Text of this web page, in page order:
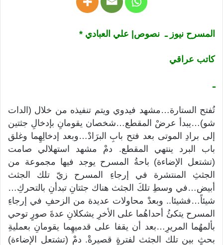
المسرح نيوز ـ نصوص| علي العبادي *
كاتب عراقي
ـ
تُفتح الستارة…مشهد فيدوي ويتم تنفيذه من خلال (الدات
شو)…يبدأ عرضْ المقطع…شخصان يقومانِ بإدخالِ جثتين
إلى برادِ الموتى بعد فتح بابِ البرَادْ…وبعد إدخالِهِما وغلق
باب البرد ينتهي المقطع. دمْ مشهد استهلالي صامت
(تشتعل الإضاءة) باحةُ المسرح يوجد فيها مجموعة من
الجثثِ المنتشرة في إرجاءِ المسرح زيّ تلك الجثث
أبيض…في وسطِ تلكَ الجثث هناك جثتانِ تبدأنِ بالتحركِ…
شيئاً…فشيئا.. وبعدْ محاولات عديدة من الزحفِ في إرجاءِ
المسرح يتكئُ أحداهُما على الأخرِ يشكلانِ عدةَ صورٍ توحي
بألمهُما المريرِ…بعد أن يقفا على قدميهِما يقومانِ بعمليةِ
بحثٍ بين تلك الجثث لفترةٍ قصيرةْ. دمْ (تشتعل الإضاءة)